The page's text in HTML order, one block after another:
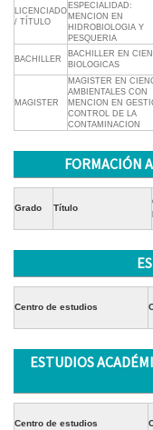
LICENCIADO
/ TÍTULO
ESPECIALIDAD:
MENCION EN
HIDROBIOLOGIA Y
PESQUERIA
BACHILLER
BACHILLER EN
BIOLOGICAS
MAGISTER
MAGISTER EN
AMBIENTALES CON
MENCION EN
CONTROL DE LA
CONTAMINACION
FORMACIÓN
Grado Título
Centro de estudios
ESTUDIOS
Centro de estudios